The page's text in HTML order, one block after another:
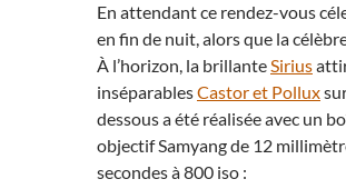
En attendant ce rendez-vous
en fin de nuit, alors que la
À l’horizon, la brillanteSirius
inséparablesCastor et Pollux
dessous a été réalisée avec un
objectif Samyang de 12
secondes à 800 iso :